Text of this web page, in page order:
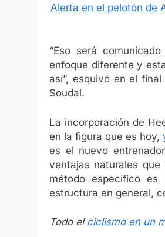
Alerta en el pelotón de
“Eso será
enfoque diferente y
así”, esquivó en el
Soudal.
La incorporación de
en la figura que es hoy,
es el nuevo
ventajas naturales
método específico
estructura en general,
Todo el ciclismo en un